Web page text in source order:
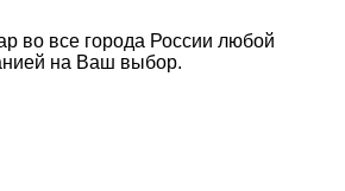
во все города России любой
на Ваш выбор.